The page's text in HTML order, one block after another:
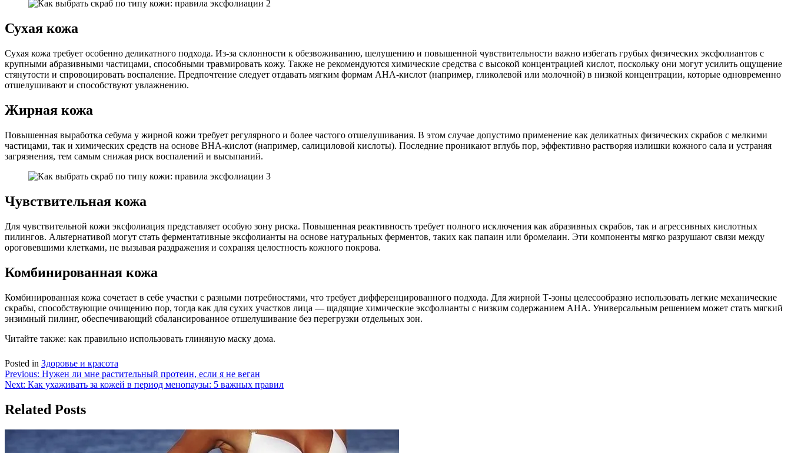
Сухая кожа
Сухая кожа требует особенно деликатного подхода. Из-за склонности к обезвоживанию, шелушению и повышенной чувствительности важно избегать грубых физических эксфолиантов с
крупными абразивными частицами, способными травмировать кожу. Также не рекомендуются химические средства с высокой концентрацией кислот, поскольку они могут усилить ощущение
стянутости и спровоцировать воспаление. Предпочтение следует отдавать мягким формам AHA-кислот (например, гликолевой или молочной) в низкой концентрации, которые одновременно
отшелушивают и способствуют увлажнению.
Жирная кожа
Повышенная выработка себума у жирной кожи требует регулярного и более частого отшелушивания. В этом случае допустимо применение как деликатных физических скрабов с мелкими
частицами, так и химических средств на основе BHA-кислот (например, салициловой кислоты). Последние проникают вглубь пор, эффективно растворяя излишки кожного сала и устраняя
загрязнения, тем самым снижая риск воспалений и высыпаний.
Чувствительная кожа
Для чувствительной кожи эксфолиация представляет особую зону риска. Повышенная реактивность требует полного исключения как абразивных скрабов, так и агрессивных кислотных
пилингов. Альтернативой могут стать ферментативные эксфолианты на основе натуральных ферментов, таких как папаин или бромелаин. Эти компоненты мягко разрушают связи между
ороговевшими клетками, не вызывая раздражения и сохраняя целостность кожного покрова.
Комбинированная кожа
Комбинированная кожа сочетает в себе участки с разными потребностями, что требует дифференцированного подхода. Для жирной Т-зоны целесообразно использовать легкие механические
скрабы, способствующие очищению пор, тогда как для сухих участков лица — щадящие химические эксфолианты с низким содержанием AHA. Универсальным решением может стать мягкий
энзимный пилинг, обеспечивающий сбалансированное отшелушивание без перегрузки отдельных зон.
Читайте также: как правильно использовать глиняную маску дома.
Posted in Здоровье и красота
Навигация
по
записям
Previous: Нужен ли мне растительный протеин, если я не веган
Next: Как ухаживать за кожей в период менопаузы: 5 важных правил
Related Posts